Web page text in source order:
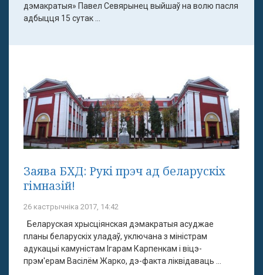
дэмакратыя» Павел Севярынец выйшаў на волю пасля
адбыцця 15 сутак ...
Заява БХД: Рукі прэч ад беларускіх
гімназій!
26 кастрычніка 2017, 14:42
Беларуская хрысціянская дэмакратыя асуджае
планы беларускіх уладаў, уключана з міністрам
адукацыі камуністам Ігарам Карпенкам і віцэ-
прэм'ерам Васілём Жарко, дэ-факта ліквідаваць ...